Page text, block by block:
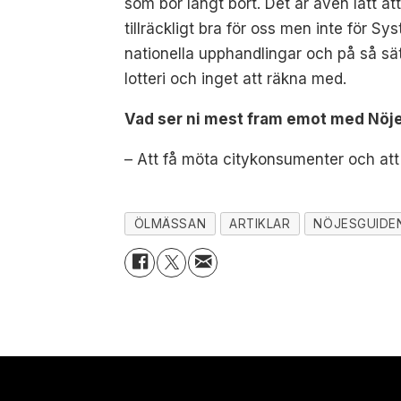
tillräckligt bra för oss men inte för
nationella upphandlingar och på så
lotteri och inget att räkna med.
Vad ser ni mest fram emot med
– Att få möta citykonsumenter och
ÖLMÄSSAN ARTIKLAR